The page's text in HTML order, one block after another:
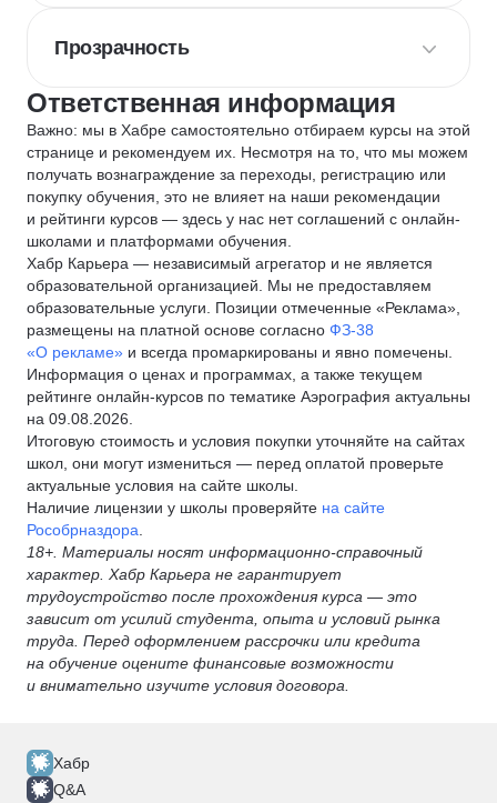
Прозрачность
Ответственная информация
Важно: мы в Хабре самостоятельно отбираем курсы на этой
странице и рекомендуем их. Несмотря на то, что мы можем
получать вознаграждение за переходы, регистрацию или
покупку обучения, это не влияет на наши рекомендации
и рейтинги курсов — здесь у нас нет соглашений с онлайн-
школами и платформами обучения.
Хабр Карьера — независимый агрегатор и не является
образовательной организацией. Мы не предоставляем
образовательные услуги. Позиции отмеченные «Реклама»,
размещены на платной основе согласно ФЗ-38
«О рекламе» и всегда промаркированы и явно помечены.
Информация о ценах и программах, а также текущем
рейтинге онлайн-курсов по тематике Аэрография актуальны
на 09.08.2026.
Итоговую стоимость и условия покупки уточняйте на сайтах
школ, они могут измениться — перед оплатой проверьте
актуальные условия на сайте школы.
Наличие лицензии у школы проверяйте на сайте
Рособрназдора
18+. Материалы носят информационно-справочный
характер. Хабр Карьера не гарантирует
трудоустройство после прохождения курса — это
зависит от усилий студента, опыта и условий рынка
труда. Перед оформлением рассрочки или кредита
на обучение оцените финансовые возможности
и внимательно изучите условия договора.
Хабр
Q&A